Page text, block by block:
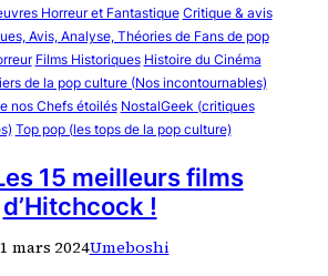
Horreur et Fantastique Critique & avis
Avis, Analyse, Théories de Fans de pop
Films Historiques Histoire du Cinéma
de la pop culture (Nos incontournables)
nos Chefs étoilés NostalGeek (critiques
Top pop (les tops de la pop culture)
15 meilleurs films
d’Hitchcock !
mars 2024Umeboshi